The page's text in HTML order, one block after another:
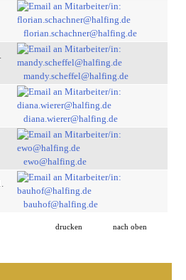
florian.schachner@halfing.de
mandy.scheffel@halfing.de
diana.wierer@halfing.de
ewo@halfing.de
bauhof@halfing.de
drucken nach oben